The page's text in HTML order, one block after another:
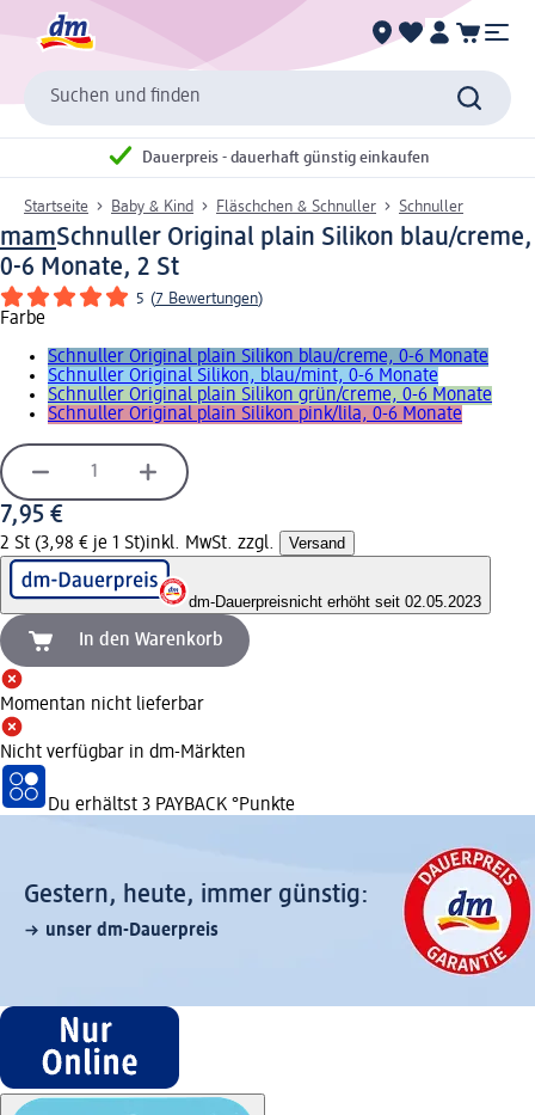
Suchen und finden
Dauerpreis - dauerhaft günstig einkaufen
Startseite Baby & Kind Fläschchen & Schnuller Schnuller
mamSchnuller Original plain Silikon blau/creme,
0-6 Monate, 2 St
5 (7 Bewertungen)
Farbe
Schnuller Original plain Silikon blau/creme, 0-6 Monate
Schnuller Original Silikon, blau/mint, 0-6 Monate
Schnuller Original plain Silikon grün/creme, 0-6 Monate
Schnuller Original plain Silikon pink/lila, 0-6 Monate
7,95 €
2 St (3,98 € je 1 St)inkl. MwSt. zzgl. Versand
dm-Dauerpreisnicht erhöht seit 02.05.2023
In den Warenkorb
Momentan nicht lieferbar
Nicht verfügbar in dm-Märkten
Du erhältst 3 PAYBACK °Punkte
Gestern, heute, immer günstig:
unser dm-Dauerpreis